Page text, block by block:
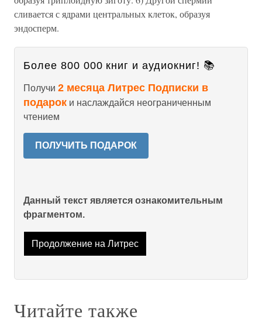
сливается с ядрами центральных клеток, образуя
эндосперм.
Более 800 000 книг и аудиокниг! 📚
Получи 2 месяца Литрес Подписки в
подарок и наслаждайся неограниченным
чтением
ПОЛУЧИТЬ ПОДАРОК
Данный текст является ознакомительным
фрагментом.
Продолжение на Литрес
Читайте также